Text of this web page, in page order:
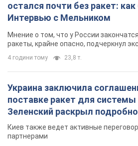
остался почти без ракет:
Интервью с Мельником
Мнение о том, что у России
ракеты, крайне опасно, подчеркнул
4 години тому 23,8 т.
Украина заключила
поставке ракет для
Зеленский раскрыл
Киев также ведет активные
партнерами